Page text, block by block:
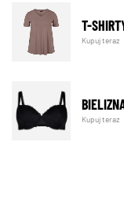
T-
Kupuj teraz
Kupuj teraz